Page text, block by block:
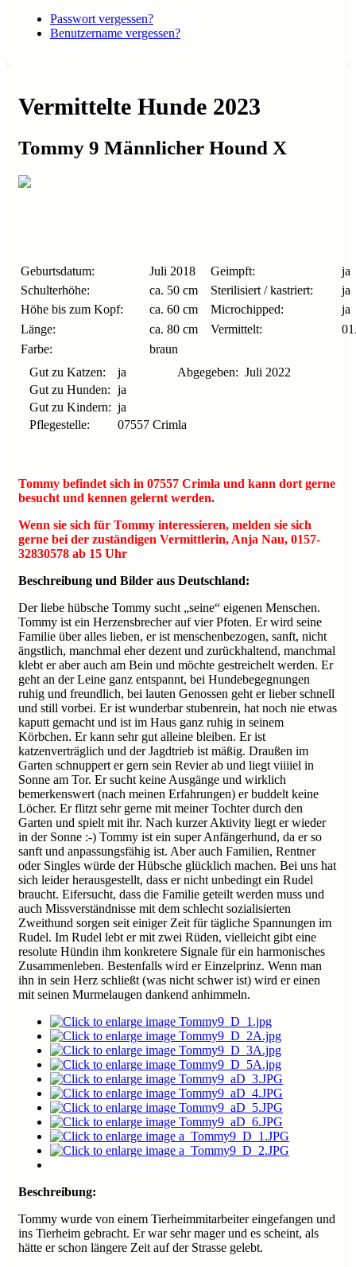
Passwort vergessen?
Benutzername vergessen?
Vermittelte Hunde 2023
Tommy 9 Männlicher Hound X
Geburtsdatum: Juli 2018 Geimpft:
ja
Schulterhöhe:
ca. 50 cm Sterilisiert / kastriert:
ja
Höhe bis zum Kopf:
ca. 60 cm Microchipped:
ja
Länge:
ca. 80 cm Vermittelt:
Farbe:
braun
Gut zu Katzen:
ja Abgegeben: Juli 2022
Gut zu Hunden: ja
Gut zu Kindern: ja
Pflegestelle:
07557 Crimla
Tommy befindet sich in 07557 Crimla und kann dort gerne
besucht und kennen gelernt werden.
Wenn sie sich für Tommy interessieren, melden sie sich
gerne bei der zuständigen Vermittlerin, Anja Nau, 0157-
32830578 ab 15 Uhr
Beschreibung und Bilder aus Deutschland:
Der liebe hübsche Tommy sucht „seine“ eigenen Menschen.
Tommy ist ein Herzensbrecher auf vier Pfoten. Er wird seine
Familie über alles lieben, er ist menschenbezogen, sanft, nicht
ängstlich, manchmal eher dezent und zurückhaltend, manchmal
klebt er aber auch am Bein und möchte gestreichelt werden. Er
geht an der Leine ganz entspannt, bei Hundebegegnungen
ruhig und freundlich, bei lauten Genossen geht er lieber schnell
und still vorbei. Er ist wunderbar stubenrein, hat noch nie etwas
kaputt gemacht und ist im Haus ganz ruhig in seinem
Körbchen. Er kann sehr gut alleine bleiben. Er ist
katzenverträglich und der Jagdtrieb ist mäßig. Draußen im
Garten schnuppert er gern sein Revier ab und liegt viiiiel in
Sonne am Tor. Er sucht keine Ausgänge und wirklich
bemerkenswert (nach meinen Erfahrungen) er buddelt keine
Löcher. Er flitzt sehr gerne mit meiner Tochter durch den
Garten und spielt mit ihr. Nach kurzer Aktivity liegt er wieder
in der Sonne :-) Tommy ist ein super Anfängerhund, da er so
sanft und anpassungsfähig ist. Aber auch Familien, Rentner
oder Singles würde der Hübsche glücklich machen. Bei uns hat
sich leider herausgestellt, dass er nicht unbedingt ein Rudel
braucht. Eifersucht, dass die Familie geteilt werden muss und
auch Missverständnisse mit dem schlecht sozialisierten
Zweithund sorgen seit einiger Zeit für tägliche Spannungen im
Rudel. Im Rudel lebt er mit zwei Rüden, vielleicht gibt eine
resolute Hündin ihm konkretere Signale für ein harmonisches
Zusammenleben. Bestenfalls wird er Einzelprinz. Wenn man
ihn in sein Herz schließt (was nicht schwer ist) wird er einen
mit seinen Murmelaugen dankend anhimmeln.
Beschreibung:
Tommy wurde von einem Tierheimmitarbeiter eingefangen und
ins Tierheim gebracht. Er war sehr mager und es scheint, als
hätte er schon längere Zeit auf der Strasse gelebt.